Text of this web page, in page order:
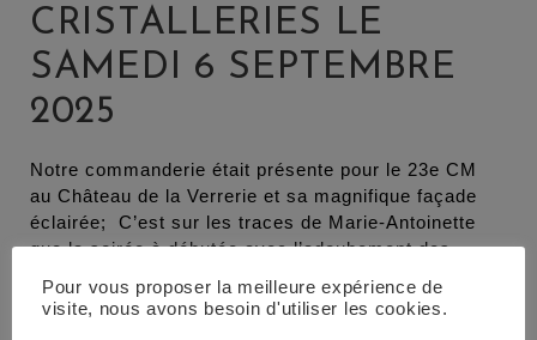
CRISTALLERIES LE
SAMEDI 6 SEPTEMBRE
2025
Notre commanderie était présente pour le 23e CM
au Château de la Verrerie et sa magnifique façade
éclairée; C’est sur les traces de Marie-Antoinette
que la soirée à débutée avec l’adoubement des
. Un excellent moment que nos amis du Creusot
Pour vous proposer la meilleure expérience de
visite, nous avons besoin d'utiliser les cookies.